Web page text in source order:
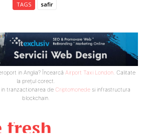
fresh
TAGS safir
in Anglia? Încearcă Airport Taxi London. Calitate
la prețul corect.
tranzactionarea de Criptomonede si infrastructura
blockchain.